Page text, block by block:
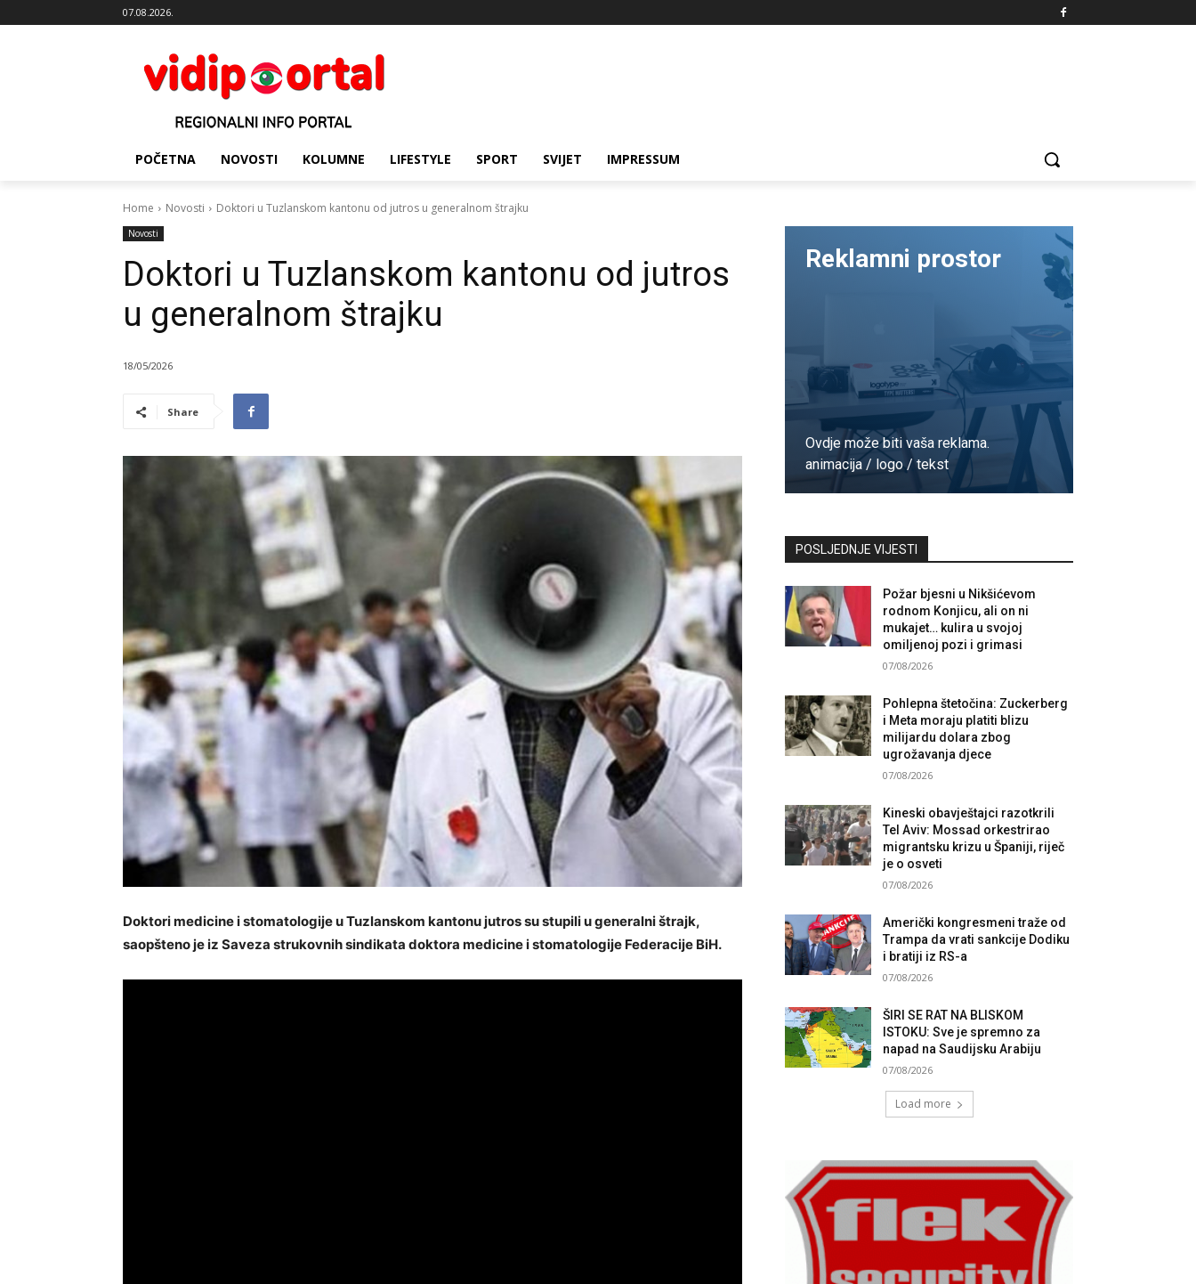
07.08.2026.
POČETNA NOVOSTI KOLUMNE LIFESTYLE SPORT SVIJET IMPRESSUM
Home Novosti Doktori u Tuzlanskom kantonu od jutros u generalnom štrajku
Novosti
Doktori u Tuzlanskom kantonu od jutros
u generalnom štrajku
18/05/2026
Share
Doktori medicine i stomatologije u Tuzlanskom kantonu jutros su stupili u generalni štrajk,
saopšteno je iz Saveza strukovnih sindikata doktora medicine i stomatologije Federacije BiH.
Reklamni prostor
Ovdje može biti vaša reklama.
animacija / logo / tekst
POSLJEDNJE VIJESTI
Požar bjesni u Nikšićevom
rodnom Konjicu, ali on ni
mukajet… kulira u svojoj
omiljenoj pozi i grimasi
07/08/2026
Pohlepna štetočina: Zuckerberg
i Meta moraju platiti blizu
milijardu dolara zbog
ugrožavanja djece
07/08/2026
Kineski obavještajci razotkrili
Tel Aviv: Mossad orkestrirao
migrantsku krizu u Španiji, riječ
je o osveti
07/08/2026
Američki kongresmeni traže od
Trampa da vrati sankcije Dodiku
i bratiji iz RS-a
07/08/2026
ŠIRI SE RAT NA BLISKOM
ISTOKU: Sve je spremno za
napad na Saudijsku Arabiju
07/08/2026
Load more